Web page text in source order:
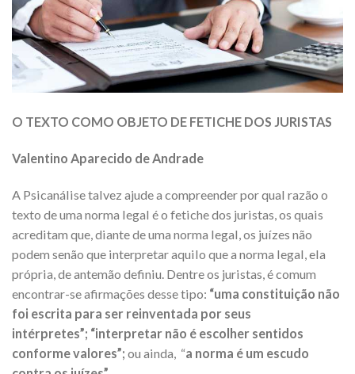
O TEXTO COMO OBJETO DE FETICHE DOS JURISTAS
Valentino Aparecido de Andrade
A Psicanálise talvez ajude a compreender por qual razão o
texto de uma norma legal é o fetiche dos juristas, os quais
acreditam que, diante de uma norma legal, os juízes não
podem senão que interpretar aquilo que a norma legal, ela
própria, de antemão definiu. Dentre os juristas, é comum
encontrar-se afirmações desse tipo: “uma constituição não
foi escrita para ser reinventada por seus
intérpretes”; “interpretar não é escolher sentidos
conforme valores”; ou ainda, “a norma é um escudo